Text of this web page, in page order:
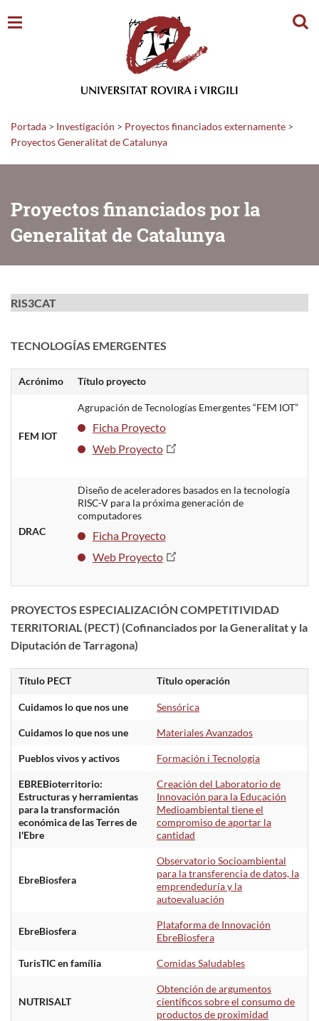
Portada > Investigación > Proyectos financiados externamente >
Proyectos Generalitat de Catalunya
Proyectos financiados por la
Generalitat de Catalunya
RIS3CAT
TECNOLOGÍAS EMERGENTES
Acrónimo Título proyecto
FEM IOT
Agrupación de Tecnologías Emergentes “FEM IOT”
Ficha Proyecto
Web Proyecto
DRAC
Diseño de aceleradores basados ​​en la tecnología
RISC-V para la próxima generación de
computadores
Ficha Proyecto
Web Proyecto
PROYECTOS ESPECIALIZACIÓN COMPETITIVIDAD
TERRITORIAL (PECT) (Cofinanciados por la Generalitat y la
Diputación de Tarragona)
Título PECT Título operación
Cuidamos lo que nos une Sensórica
Cuidamos lo que nos une Materiales Avanzados
Pueblos vivos y activos Formación i Tecnología
EBREBioterritorio:
Estructuras y herramientas
para la transformación
económica de las Terres de
l'Ebre
Creación del Laboratorio de
Innovación para la Educación
Medioambiental tiene el
compromiso de aportar la
cantidad
EbreBiosfera
Observatorio Socioambiental
para la transferencia de datos, la
emprendeduría y la
autoevaluación
EbreBiosfera
Plataforma de Innovación
EbreBiosfera
TurisTIC en família Comidas Saludables
NUTRISALT
Obtención de argumentos
científicos sobre el consumo de
productos de proximidad